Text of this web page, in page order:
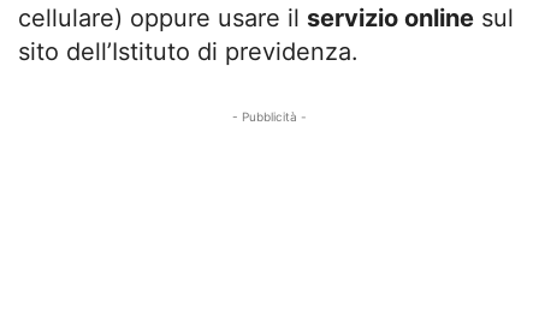
cellulare) oppure usare il servizio online sul
sito dell’Istituto di previdenza.
- Pubblicità -